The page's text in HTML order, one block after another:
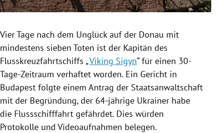
Untermenü
Untermenü
Vier Tage nach dem Unglückauf der Donau mit
mindestens sieben Toten ist der Kapitän des
Flusskreuzfahrtschiffs „Viking Sigyn“ für einen 30-
Tage-Zeitraum verhaftet worden. Ein Gericht in
Budapest folgte einem Antrag der Staatsanwaltschaft
mit der Begründung, der 64-jährige Ukrainer habe
die Flussschifffahrt gefährdet. Dies würden
Protokolle und Videoaufnahmen belegen.